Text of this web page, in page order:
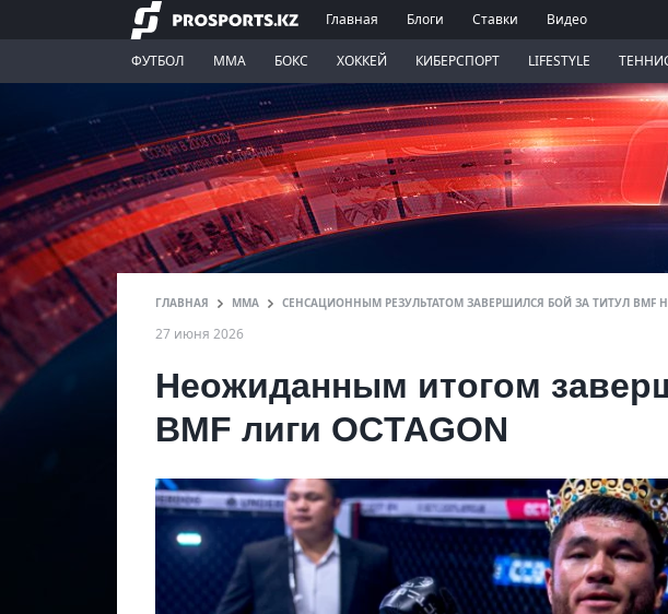
Главная Блоги Ставки Видео
ФУТБОЛ ММА БОКС ХОККЕЙ КИБЕРСПОРТ LIFESTYLE
ГЛАВНАЯ ММА СЕНСАЦИОННЫМ РЕЗУЛЬТАТОМ ЗАВЕРШИЛСЯ БОЙ ЗА ТИТУЛ BMF НА
27 июня 2026
Неожиданным итогом
BMF лиги OCTAGON